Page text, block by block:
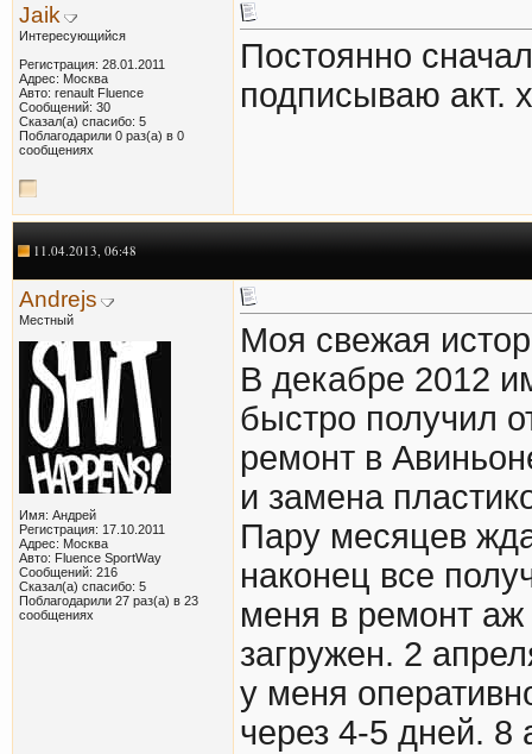
Jaik
Интересующийся
Регистрация: 28.01.2011
Адрес: Москва
Авто: renault Fluence
Сообщений: 30
Сказал(а) спасибо: 5
Поблагодарили 0 раз(а) в 0
сообщениях
Постоянно
подписываю акт.
11.04.2013, 06:48
Andrejs
Местный
Имя: Андрей
Регистрация: 17.10.2011
Адрес: Москва
Авто: Fluence SportWay
Сообщений: 216
Сказал(а) спасибо: 5
Поблагодарили 27 раз(а) в 23
сообщениях
Моя свежая
В декабре 2012
быстро получил
ремонт в
и замена
Пару месяцев
наконец все
меня в ремонт
загружен. 2
у меня
через 4-5 дней. 8